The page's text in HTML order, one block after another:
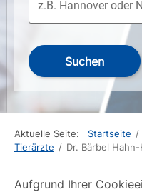
Suchen
Aktuelle Seite: Startseite /
Tierärzte / Dr. Bärbel
Aufgrund Ihrer